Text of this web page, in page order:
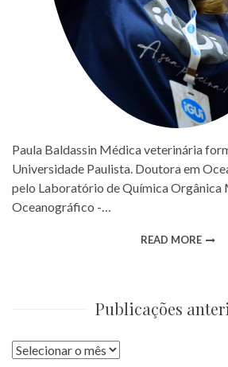
Paula Baldassin Médica veterinária
Universidade Paulista. Doutora em
pelo Laboratório de Química Orgânica
Oceanográfico -…
READ MORE
Publicações
Publicações